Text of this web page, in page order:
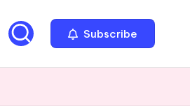
Subscribe